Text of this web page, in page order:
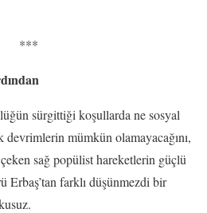
***
sürgittiği koşullarda ne sosyal
mümkün olamayacağını,
sağ popülist hareketlerin güçlü
Erbaş’tan farklı düşünmezdi bir